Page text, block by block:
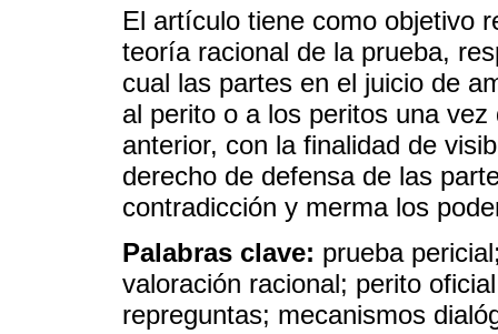
El artículo tiene como objetivo
teoría racional de la prueba,
cual las partes en el juicio de
al perito o a los peritos una
anterior, con la finalidad de
derecho de defensa de las
contradicción y merma los
Palabras clave: prueba
valoración racional; perito
repreguntas; mecanismos